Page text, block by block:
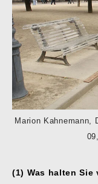
Marion Kahnemann,
(1) Was halten